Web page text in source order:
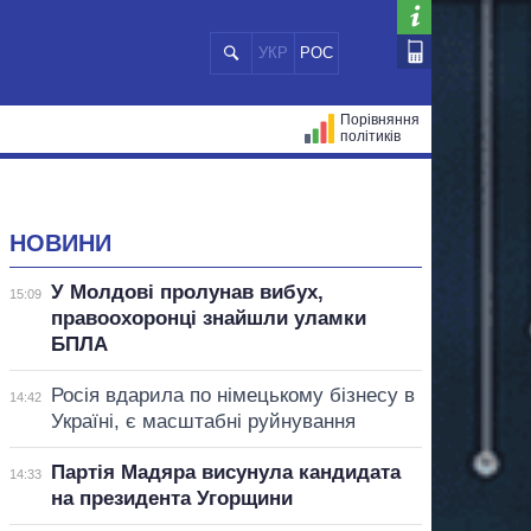
УКР РОС
Порівняння
політиків
НОВИНИ
15:09
У Молдові пролунав вибух,
правоохоронці знайшли уламки
БПЛА
14:42
Росія вдарила по німецькому бізнесу в
Україні, є масштабні руйнування
14:33
Партія Мадяра висунула кандидата
на президента Угорщини